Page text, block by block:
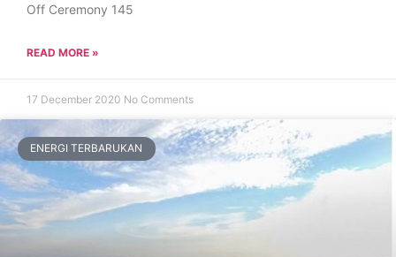
Off Ceremony 145
READ MORE »
17 December 2020 No Comments
ENERGI TERBARUKAN